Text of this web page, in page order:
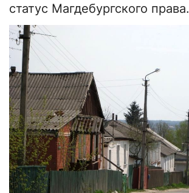
статус Магдебургского права.